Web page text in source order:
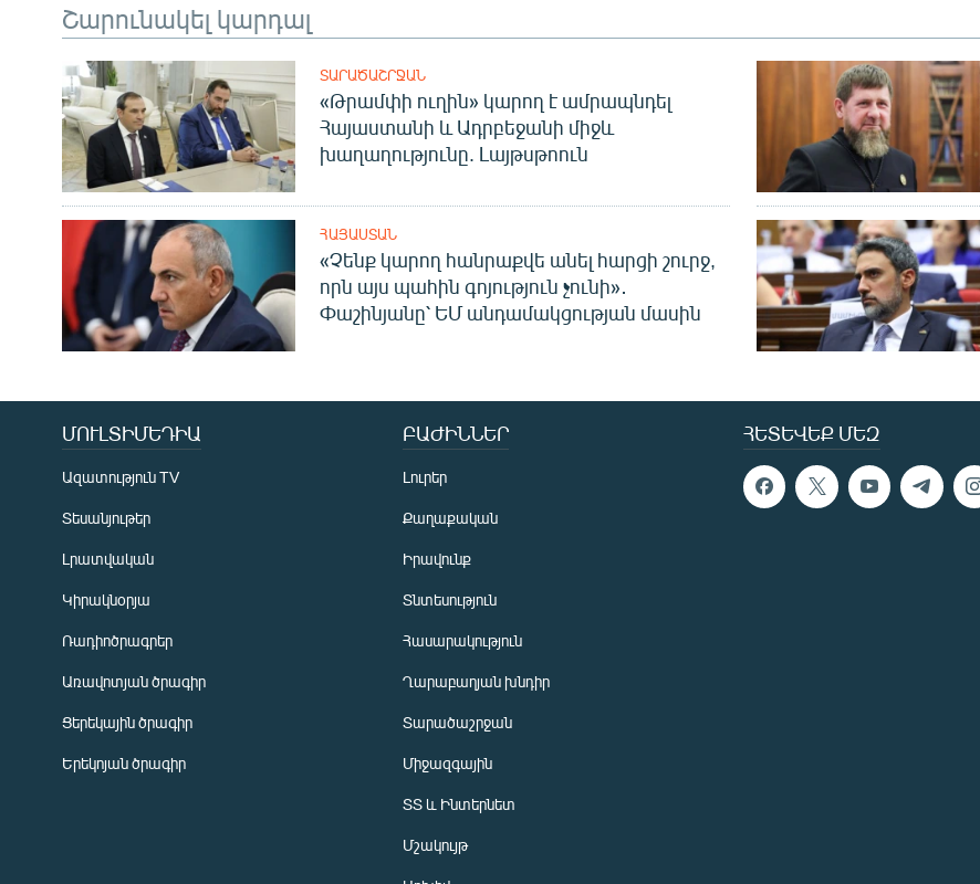
Շարունակել կարդալ
ՏԱՐԱԾԱՇՐՋԱՆ
«Թրամփի ուղին» կարող է ամրապնդել
Հայաստանի և Ադրբեջանի միջև
խաղաղությունը. Լայթսթոուն
ՀԱՅԱՍՏԱՆ
«Չենք կարող հանրաքվե անել հարցի շուրջ,
որն այս պահին գոյություն չունի»․
Փաշինյանը՝ ԵՄ անդամակցության մասին
ՀԵՏԵՎԵՔ ՄԵԶ
ՄՈՒԼՏԻՄԵԴԻԱ
Ազատություն TV
Տեսանյութեր
Լրատվական
Կիրակնօրյա
Ռադիոծրագրեր
Առավոտյան ծրագիր
Ցերեկային ծրագիր
Երեկոյան ծրագիր
ԲԱԺԻՆՆԵՐ
Լուրեր
Քաղաքական
Իրավունք
Տնտեսություն
Հասարակություն
Ղարաբաղյան խնդիր
Տարածաշրջան
Միջազգային
ՏՏ և Ինտերնետ
Մշակույթ